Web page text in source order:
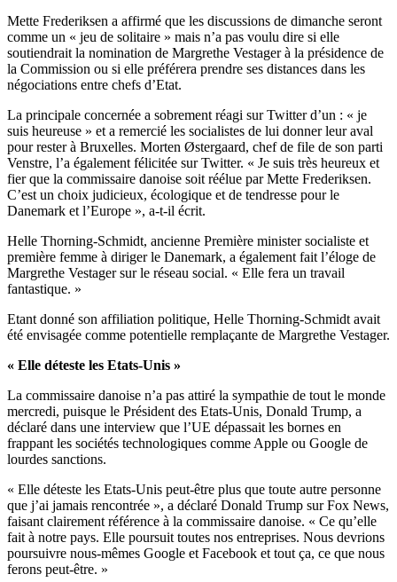
Mette Frederiksen a affirmé que les discussions de dimanche seront
comme un « jeu de solitaire » mais n’a pas voulu dire si elle
soutiendrait la nomination de Margrethe Vestager à la présidence de
la Commission ou si elle préférera prendre ses distances dans les
négociations entre chefs d’Etat.
La principale concernée a sobrement réagi sur Twitter d’un : « je
suis heureuse » et a remercié les socialistes de lui donner leur aval
pour rester à Bruxelles. Morten Østergaard, chef de file de son parti
Venstre, l’a également félicitée sur Twitter. « Je suis très heureux et
fier que la commissaire danoise soit réélue par Mette Frederiksen.
C’est un choix judicieux, écologique et de tendresse pour le
Danemark et l’Europe », a-t-il écrit.
Helle Thorning-Schmidt, ancienne Première minister socialiste et
première femme à diriger le Danemark, a également fait l’éloge de
Margrethe Vestager sur le réseau social. « Elle fera un travail
fantastique. »
Etant donné son affiliation politique, Helle Thorning-Schmidt avait
été envisagée comme potentielle remplaçante de Margrethe Vestager.
« Elle déteste les Etats-Unis »
La commissaire danoise n’a pas attiré la sympathie de tout le monde
mercredi, puisque le Président des Etats-Unis, Donald Trump, a
déclaré dans une interview que l’UE dépassait les bornes en
frappant les sociétés technologiques comme Apple ou Google de
lourdes sanctions.
« Elle déteste les Etats-Unis peut-être plus que toute autre personne
que j’ai jamais rencontrée », a déclaré Donald Trump sur Fox News,
faisant clairement référence à la commissaire danoise. « Ce qu’elle
fait à notre pays. Elle poursuit toutes nos entreprises. Nous devrions
poursuivre nous-mêmes Google et Facebook et tout ça, ce que nous
ferons peut-être. »